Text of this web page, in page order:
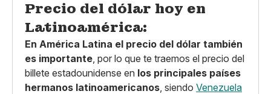
Precio del dólar hoy en
Latinoamérica:
En América Latina el precio del dólar también
es importante , por lo que te traemos el precio del
billete estadounidense en los principales países
hermanos latinoamericanos , siendo Venezuela